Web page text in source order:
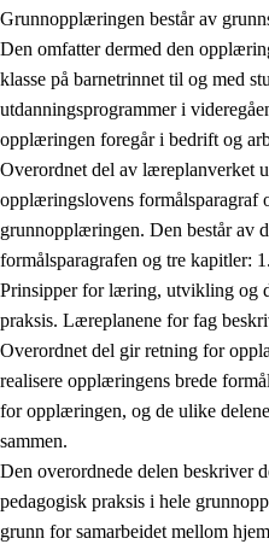
Grunnopplæringen består av
Den omfatter dermed den
klasse på barnetrinnet til og med
utdanningsprogrammer i
opplæringen foregår i bedrift og
Overordnet del av læreplanverket
opplæringslovens formålsparagraf
grunnopplæringen. Den består av
formålsparagrafen og tre kapitler:
Prinsipper for læring, utvikling og
praksis. Læreplanene for fag
Overordnet del gir retning for
realisere opplæringens brede
for opplæringen, og de ulike
sammen.
Den overordnede delen beskriver
pedagogisk praksis i hele
grunn for samarbeidet mellom